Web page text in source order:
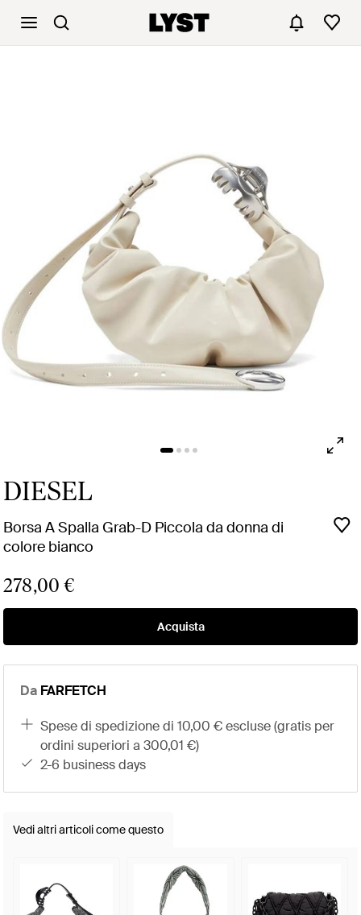
DIESEL
Borsa A Spalla Grab-D Piccola da donna di
colore bianco
278,00 €
Acquista
Da FARFETCH
spese di spedizione di 10,00 € escluse (gratis per
ordini superiori a 300,01 €)
2-6 business days
Vedi altri articoli come questo